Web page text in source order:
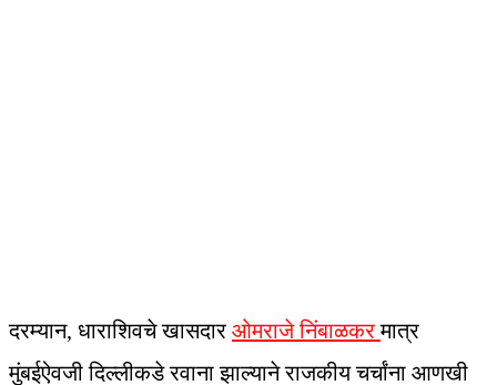
दरम्यान, धाराशिवचे खासदार ओमराजे निंबाळकरमात्र
मुंबईऐवजी दिल्लीकडे रवाना झाल्याने राजकीय चर्चांना आणखी